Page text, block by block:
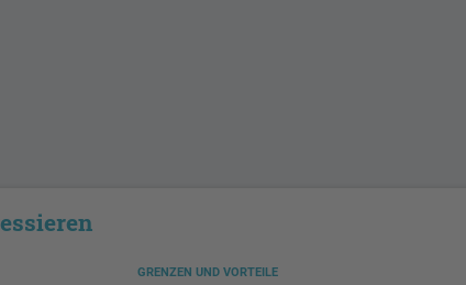
GRENZEN UND VORTEILE